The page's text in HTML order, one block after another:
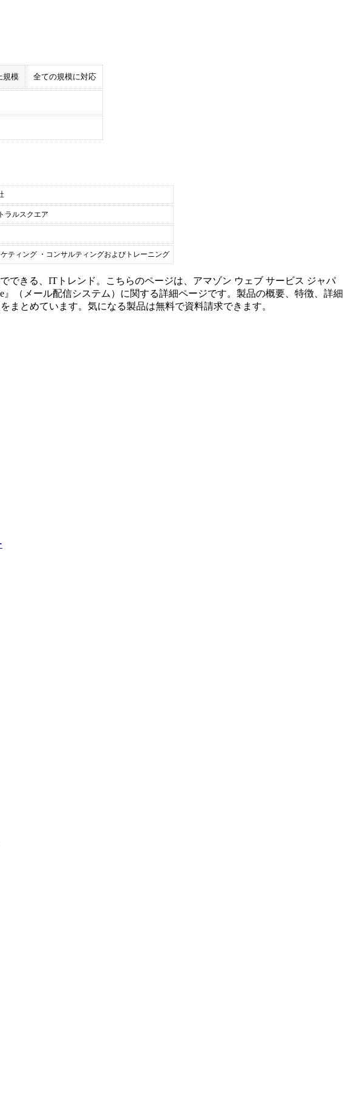
規模 全ての規模に対応
ラルスクエア
ティング ・コンサルティングおよびトレーニング
できる、ITトレンド。こちらのページは、 アマゾン ウェブ サービス ジャパ
』（ メール配信システム）に関する詳細ページです。製品の概要、特徴、詳細
まとめています。気になる製品は無料で資料請求できます。